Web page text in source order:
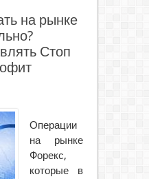
на рынке
Стоп
Операции
на рынке
Форекс,
которые в